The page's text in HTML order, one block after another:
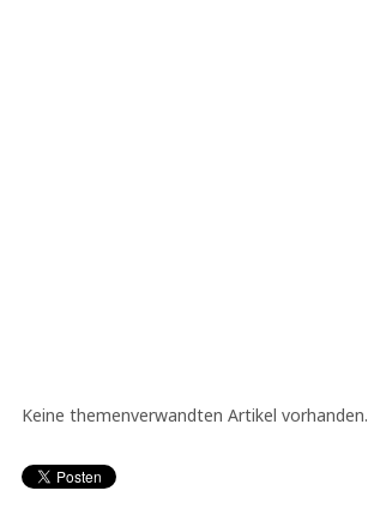
Keine themenverwandten Artikel vorhanden.